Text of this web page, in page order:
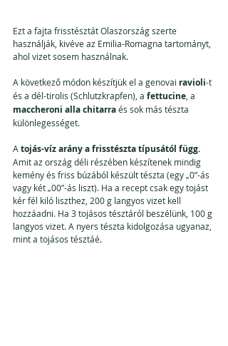
Ezt a fajta frisstésztát Olaszország szerte
használják, kivéve az Emilia-Romagna tartományt,
ahol vizet sosem használnak.
A következő módon készítjük el a genovai ravioli-t
és a dél-tirolis (Schlutzkrapfen), a fettucine , a
maccheroni alla chitarra és sok más tészta
különlegességet.
A tojás-víz arány a frisstészta típusától függ.
Amit az ország déli részében készítenek mindig
kemény és friss búzából készült tészta (egy „0”-ás
vagy két „00”-ás liszt). Ha a recept csak egy tojást
kér fél kiló liszthez, 200 g langyos vizet kell
hozzáadni. Ha 3 tojásos tésztáról beszélünk, 100 g
langyos vizet. A nyers tészta kidolgozása ugyanaz,
mint a tojásos tésztáé.